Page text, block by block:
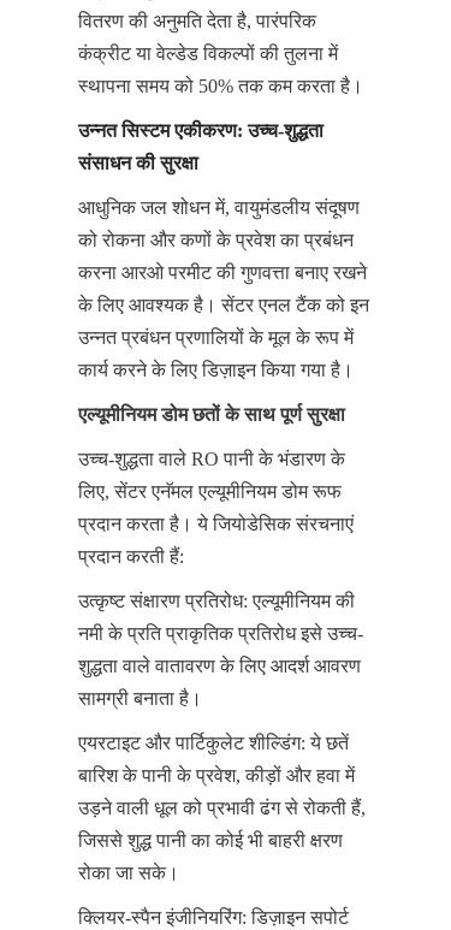
वितरण की अनुमति देता है, पारंपरिक
कंक्रीट या वेल्डेड विकल्पों की तुलना में
स्थापना समय को 50% तक कम करता है।
उन्नत सिस्टम एकीकरण: उच्च-शुद्धता
संसाधन की सुरक्षा
आधुनिक जल शोधन में, वायुमंडलीय संदूषण
को रोकना और कणों के प्रवेश का प्रबंधन
करना आरओ परमीट की गुणवत्ता बनाए रखने
के लिए आवश्यक है। सेंटर एनल टैंक को इन
उन्नत प्रबंधन प्रणालियों के मूल के रूप में
कार्य करने के लिए डिज़ाइन किया गया है।
एल्यूमीनियम डोम छतों के साथ पूर्ण सुरक्षा
उच्च-शुद्धता वाले RO पानी के भंडारण के
लिए, सेंटर एनॅमल एल्यूमीनियम डोम रूफ
प्रदान करता है। ये जियोडेसिक संरचनाएं
प्रदान करती हैं:
उत्कृष्ट संक्षारण प्रतिरोध: एल्यूमीनियम की
नमी के प्रति प्राकृतिक प्रतिरोध इसे उच्च-
शुद्धता वाले वातावरण के लिए आदर्श आवरण
सामग्री बनाता है।
एयरटाइट और पार्टिकुलेट शील्डिंग: ये छतें
बारिश के पानी के प्रवेश, कीड़ों और हवा में
उड़ने वाली धूल को प्रभावी ढंग से रोकती हैं,
जिससे शुद्ध पानी का कोई भी बाहरी क्षरण
रोका जा सके।
क्लियर-स्पैन इंजीनियरिंग: डिज़ाइन सपोर्ट